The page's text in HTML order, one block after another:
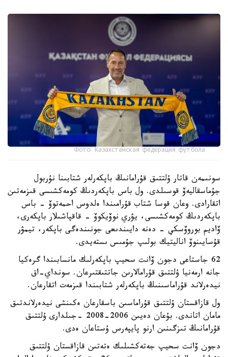
Фото: Казахстанская федерация футбола
سونىمەن قاتار ۇلتتىق قۇرامانىڭ باپكەرلەر شتابىنا نۇربول
جۇماسقاليەۆ قوسىلدى. ول باس باپكەردىڭ كومەكشىسى قىزمەتىن
اتقارادى. وعان قوسا شتاب قۇرامىندا ەلدوس احمەتوۆ - باس
باپكەردىڭ كومەكشىسى، يۋري نوۆيكوۆ - قاقپاشىلار باپكەرى،
ۆاديم بوروۆسكي - دەنە دايىندىعى جونىندەگى باپكەر، تيمۋر
قۇسايىنوۆ اناليتيك بولىپ جۇمىس ىستەيدى.
62 جاستاعى دجون ۆانت سحيپ باپكەرلىك مانسابىندا گرەكيا
جانە ارمەنيا ۇلتتىق قۇرامالارىن جاتتىقتىرعان. سونداي-اق
نيدەرلاند قۇراماسىنىڭ باپكەرلەر شتابىندا قىزمەت اتقارعان.
ول قازاقستان ۇلتتىق قۇراماسىن باسقارعان ەكىنشى نيدەرلاندتىق
مامان اتاندى. بۇعان دەيىن 2006-2008 -جىلدارى ۇلتتىق
قۇرامانىڭ تىزگىنىن ارنو پايپەرس ۇستاعان ەدى.
دجون ۆانت سحيپ جەتەكشىلىك ەتەتىن قازاقستان ۇلتتىق